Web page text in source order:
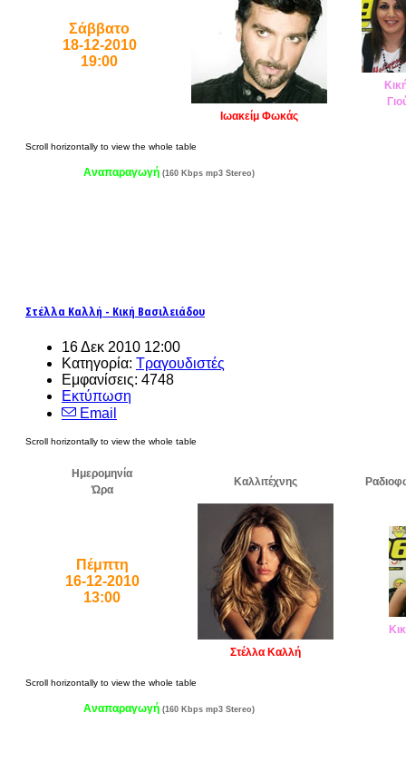
Σάββατο
18-12-2010
19:00
Ιωακείμ Φωκάς
Αναπαραγωγή (160 Kbps mp3 Stereo)
Στέλλα Καλλή - Κική Βασιλειάδου
16 Δεκ 2010 12:00
Κατηγορία: Τραγουδιστές
Εμφανίσεις: 4748
Εκτύπωση
Email
Ημερομηνία
Ώρα
Καλλιτέχνης
Πέμπτη
16-12-2010
13:00
Στέλλα Καλλή
Αναπαραγωγή (160 Kbps mp3 Stereo)